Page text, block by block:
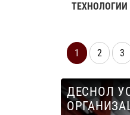
1 2 3
ДЕСНОЛ